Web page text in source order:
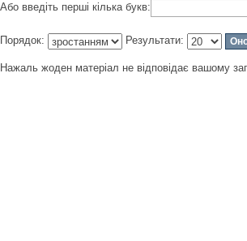
Або введіть перші кілька букв:
Порядок: Результати:
Нажаль жоден матеріал не відповідає вашому